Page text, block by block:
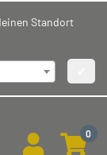
Standort
0